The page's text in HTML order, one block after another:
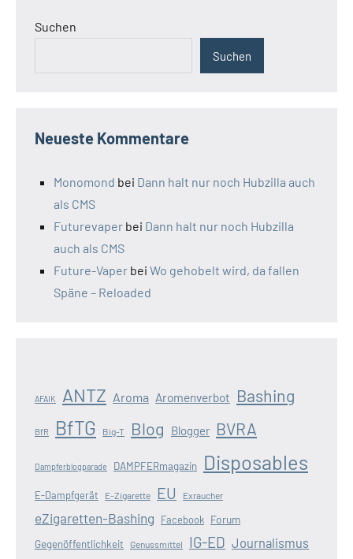
Suchen
Suchen
Neueste Kommentare
Monomond bei Dann halt nur noch Hubzilla auch
als CMS
Futurevaper bei Dann halt nur noch Hubzilla
auch als CMS
Future-Vaper bei Wo gehobelt wird, da fallen
Späne – Reloaded
AFAIK ANTZ Aroma Aromenverbot Bashing
BfR BfTG Big-T Blog Blogger BVRA
Dampferblogparade DAMPFERmagazin Disposables
E-Dampfgerät E-Zigarette EU Exraucher
eZigaretten-Bashing Facebook Forum
Gegenöffentlichkeit Genussmittel IG-ED Journalismus